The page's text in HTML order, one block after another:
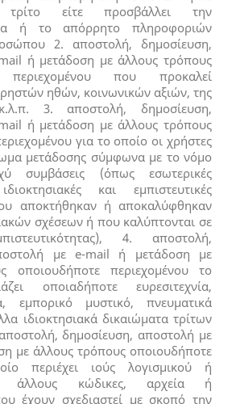
τρίτο είτε προσβάλλει την
ή το απόρρητο πληροφοριών
2. αποστολή, δημοσίευση,
ή μετάδοση με άλλους τρόπους
περιεχομένου που προκαλεί
ηθών, κοινωνικών αξιών, της
κ.λ.π. 3. αποστολή, δημοσίευση,
ή μετάδοση με άλλους τρόπους
για το οποίο οι χρήστες
μετάδοσης σύμφωνα με το νόμο
συμβάσεις (όπως εσωτερικές
και εμπιστευτικές
αποκτήθηκαν ή αποκαλύφθηκαν
σχέσεων ή που καλύπτονται σε
4. αποστολή,
με e-mail ή μετάδοση με
οποιουδήποτε περιεχομένου το
οποιαδήποτε ευρεσιτεχνία,
εμπορικό μυστικό, πνευματικά
ιδιοκτησιακά δικαιώματα τρίτων
δημοσίευση, αποστολή με
με άλλους τρόπους οποιουδήποτε
περιέχει ιούς λογισμικού ή
άλλους κώδικες, αρχεία ή
έχουν σχεδιαστεί με σκοπό την